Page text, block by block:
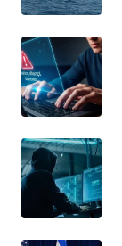
KONSUMEN
WAHANA
LISTRIK
TRAVEL
WAHANA
TV